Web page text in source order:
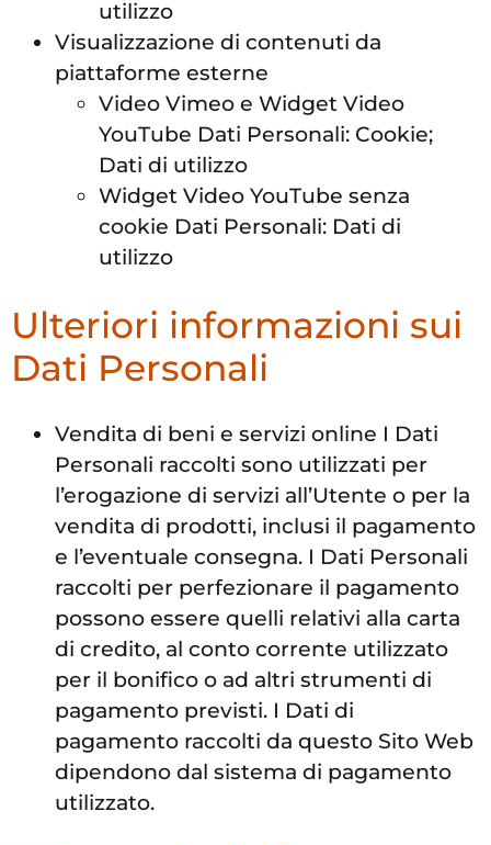
utilizzo
Visualizzazione di contenuti da
piattaforme esterne
Video Vimeo e Widget Video
YouTube Dati Personali: Cookie;
Dati di utilizzo
Widget Video YouTube senza
cookie Dati Personali: Dati di
utilizzo
Ulteriori informazioni sui
Dati Personali
Vendita di beni e servizi online I Dati
Personali raccolti sono utilizzati per
l’erogazione di servizi all’Utente o per la
vendita di prodotti, inclusi il pagamento
e l’eventuale consegna. I Dati Personali
raccolti per perfezionare il pagamento
possono essere quelli relativi alla carta
di credito, al conto corrente utilizzato
per il bonifico o ad altri strumenti di
pagamento previsti. I Dati di
pagamento raccolti da questo Sito Web
dipendono dal sistema di pagamento
utilizzato.